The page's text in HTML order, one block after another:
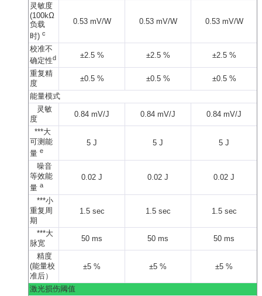
灵敏度
(100kΩ
负载
时) c
0.53 mV/W 0.53 mV/W 0.53 mV/W
校准不
确定性d ±2.5 % ±2.5 % ±2.5 %
重复精
度
±0.5 % ±0.5 %
±0.5 %
能量模式
灵敏
度
0.84 mV/J 0.84 mV/J
0.84 mV/J
***大
可测能
量 e
5 J 5 J 5 J
噪音
等效能
量 a
0.02 J 0.02 J 0.02 J
***小
重复周
期
1.5 sec 1.5 sec 1.5 sec
***大
脉宽
50 ms 50 ms
50 ms
精度
(能量校
准后）
±5 % ±5 % ±5 %
激光损伤阈值